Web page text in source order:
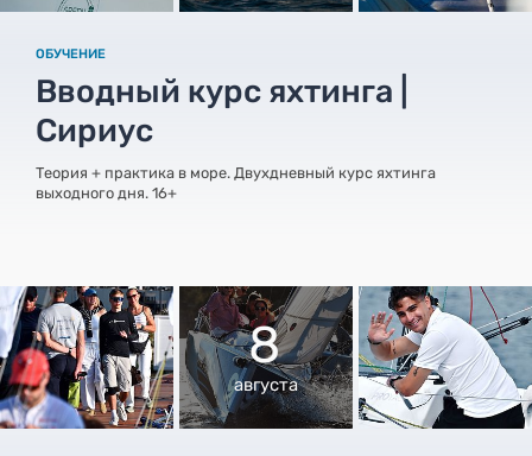
ОБУЧЕНИЕ
Вводный курс яхтинга |
Сириус
Теория + практика в море. Двухдневный курс яхтинга
выходного дня. 16+
8
августа